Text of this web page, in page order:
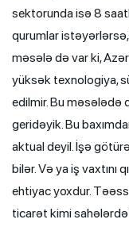
sektorunda isə 8
qurumlar
məsələ də var ki,
yüksək texnologiya,
edilmir. Bu məsələdə
geridəyik. Bu
aktual deyil. İşə
bilər. Və ya iş vaxtını
ehtiyac yoxdur.
ticarət kimi sahələrdə